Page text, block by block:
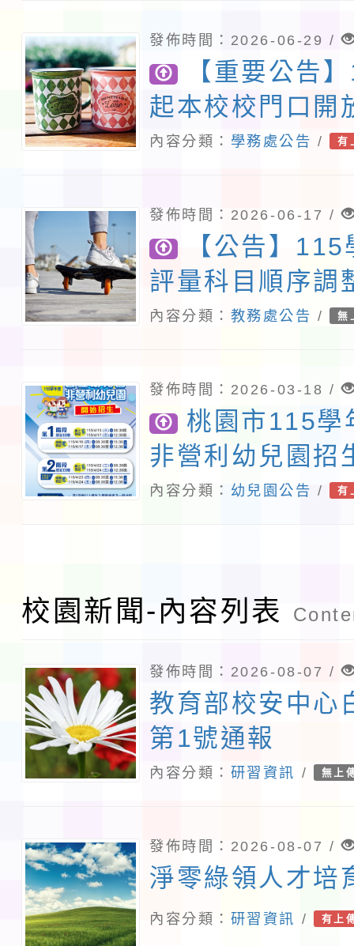
發佈時間：2026-06-29 /
【重要公告
起本校校門口開
公告暨114學年
內容分類： 學務處公告 / 有
發佈時間：2026-06-17 /
【公告】
評量科目順序調
內容分類： 教務處公告 / 無
發佈時間：2026-03-18 /
桃園市115學
非營利幼兒園招
內容分類： 幼兒園公告 / 有
校園新聞-內容列表
發佈時間：2026-08-07 /
教育部校安中心
第1號通報
內容分類： 研習資訊 / 無上
發佈時間：2026-08-07 /
淨零綠領人才培
內容分類： 研習資訊 / 有上